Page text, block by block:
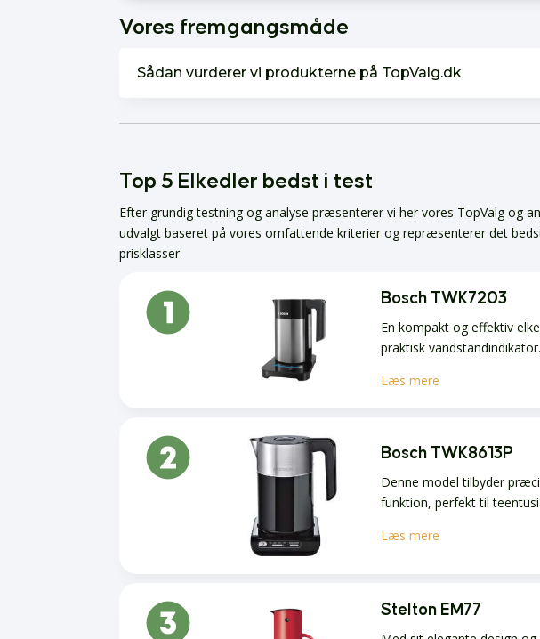
Vores fremgangsmåde
Sådan vurderer vi produkterne på TopValg.dk
Top 5 Elkedler bedst i test
Efter grundig testning og analyse præsenterer vi her vores TopValg og
udvalgt baseret på vores omfattende kriterier og repræsenterer det
prisklasser.
Bosch TWK7203
En kompakt og effektiv
praktisk vandstandindikator.
Læs mere
Bosch TWK8613P
Denne model tilbyder
funktion, perfekt til
Læs mere
Stelton EM77